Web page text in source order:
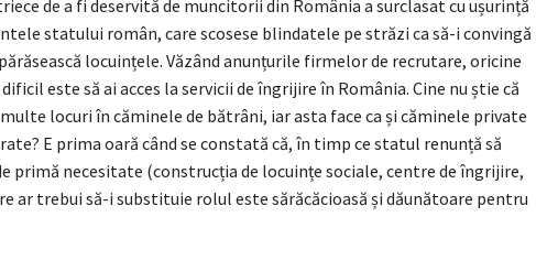
de a fi deservită de muncitorii din România a surclasat cu ușurință
statului român, care scosese blindatele pe străzi ca să-i convingă
locuințele. Văzând anunțurile firmelor de recrutare, oricine
este să ai acces la servicii de îngrijire în România. Cine nu știe că
locuri în căminele de bătrâni, iar asta face ca și căminele private
E prima oară când se constată că, în timp ce statul renunță să
primă necesitate (construcția de locuințe sociale, centre de îngrijire,
ar trebui să-i substituie rolul este sărăcăcioasă și dăunătoare pentru